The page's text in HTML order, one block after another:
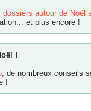
dossiers autour de Noël
et plus encore !
!
, de nombreux conseils
!